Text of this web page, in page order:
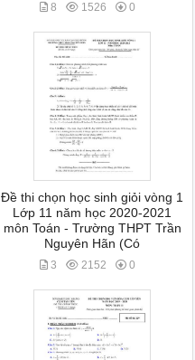
8 1526 0
Đề thi chọn học sinh giỏi vòng 1
Lớp 11 năm học 2020-2021
môn Toán - Trường THPT Trần
Nguyên Hãn (Có
3 2152 0